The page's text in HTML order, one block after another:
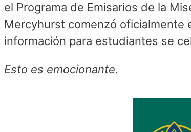
el Programa de Emisarios de la
Mercyhurst comenzó oficialmente
información para estudiantes se
Esto es emocionante.